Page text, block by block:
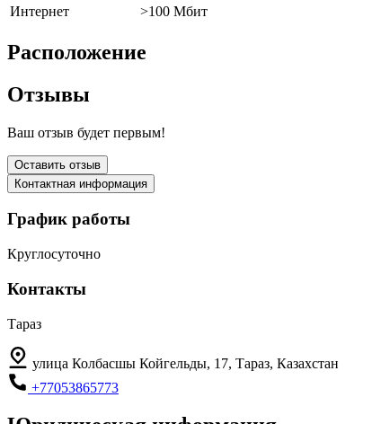
Интернет
>100 Мбит
Расположение
Отзывы
Ваш отзыв будет первым!
Оставить отзыв
Контактная информация
График работы
Круглосуточно
Контакты
Тараз
улица Колбасшы Койгельды, 17, Тараз, Казахстан
+77053865773